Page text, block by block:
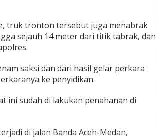
truk tronton tersebut juga menabrak
sejauh 14 meter dari titik tabrak, dan
saksi dan dari hasil gelar perkara
ke penyidikan.
ini sudah di lakukan penahanan di
di jalan Banda Aceh-Medan,